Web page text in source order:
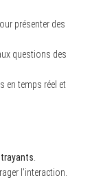
présenter des
questions des
en temps réel et
l’interaction.